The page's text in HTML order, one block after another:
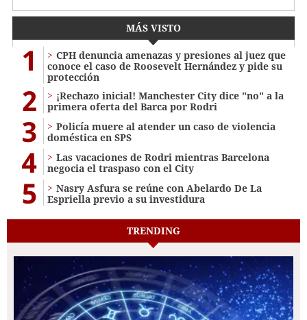
MÁS VISTO
1
CPH denuncia amenazas y presiones al juez que
conoce el caso de Roosevelt Hernández y pide su
protección
2
¡Rechazo inicial! Manchester City dice "no" a la
primera oferta del Barca por Rodri
3
Policía muere al atender un caso de violencia
doméstica en SPS
4
Las vacaciones de Rodri mientras Barcelona
negocia el traspaso con el City
5
Nasry Asfura se reúne con Abelardo De La
Espriella previo a su investidura
TRENDING